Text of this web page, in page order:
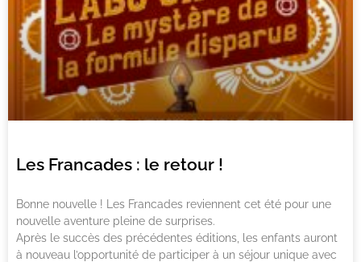
Les Francades : le retour !
Bonne nouvelle ! Les Francades reviennent cet été pour une
nouvelle aventure pleine de surprises.
Après le succès des précédentes éditions, les enfants auront
à nouveau l’opportunité de participer à un séjour unique avec